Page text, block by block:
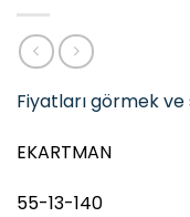
Fiyatları görmek
EKARTMAN
55-13-140